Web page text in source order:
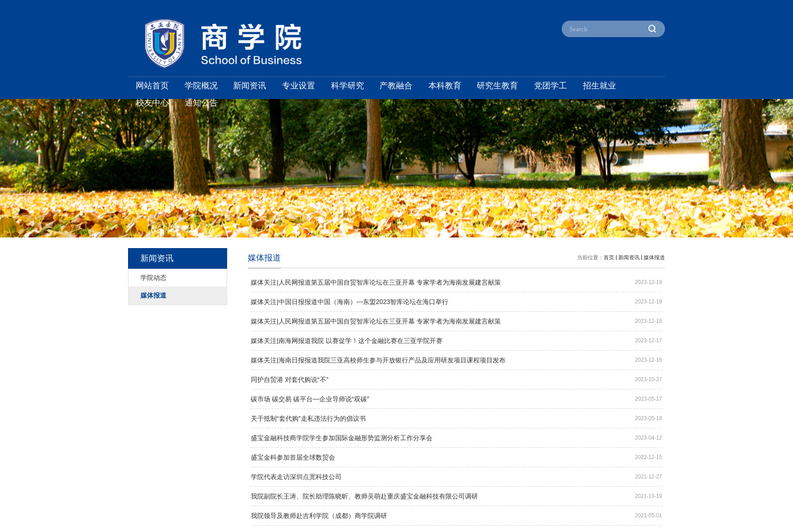
网站首页 学院概况 新闻资讯 专业设置 科学研究 产教融合 本科教育 研究生教育 党团
校友中心 通知公告
媒体报道
媒体关注|人民网报道第五届中国自贸智库论坛在三亚开幕 专家学者为海南发展建言献策
媒体关注|中国日报报道中国（海南）―东盟2023智库论坛在海口举行
媒体关注|人民网报道第五届中国自贸智库论坛在三亚开幕 专家学者为海南发展建言献策
媒体关注|南海网报道我院 以赛促学！这个金融比赛在三亚学院开赛
媒体关注|海南日报报道我院三亚高校师生参与开放银行产品及应用研发项目课程项目发布